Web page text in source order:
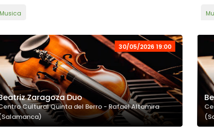
Musica
30/05/2026 19:00
Zaragoza Duo
Cultural Quinta del Berro - Rafael Altamira